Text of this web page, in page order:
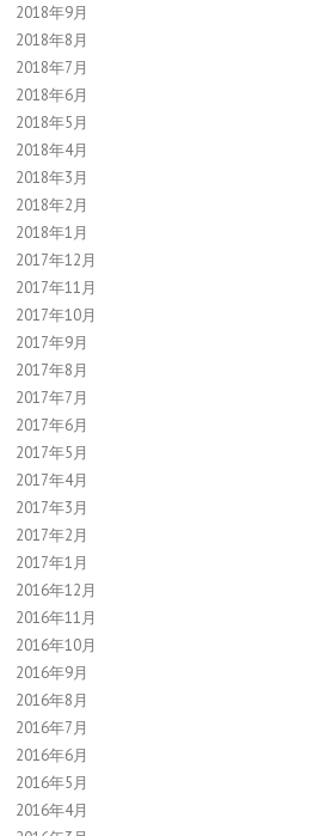
2018年9月
2018年8月
2018年7月
2018年6月
2018年5月
2018年4月
2018年3月
2018年2月
2018年1月
2017年12月
2017年11月
2017年10月
2017年9月
2017年8月
2017年7月
2017年6月
2017年5月
2017年4月
2017年3月
2017年2月
2017年1月
2016年12月
2016年11月
2016年10月
2016年9月
2016年8月
2016年7月
2016年6月
2016年5月
2016年4月